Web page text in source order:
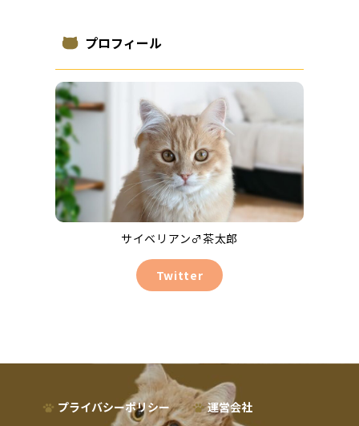
プロフィール
サイベリアン♂茶太郎
Twitter
プライバシーポリシー 運営会社